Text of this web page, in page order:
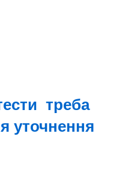
треба
уточнення